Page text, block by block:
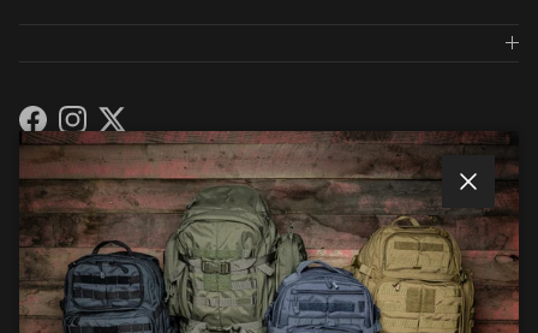
Facebook
Instagram
Twitter
メールマガジンに登録しましょう
メールマガジンでは、入荷や商品紹介のお知らせ等
が一早く届きます。
閉じる